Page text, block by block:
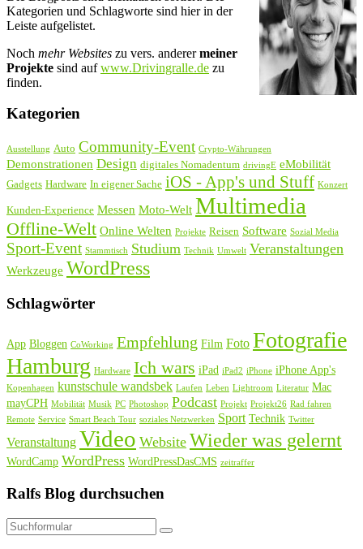
Kategorien und Schlagworte sind hier in der
Leiste aufgelistet.
Noch mehr Websites zu vers. anderermeiner
Projekte sind aufwww.Drivingralle.de zu
finden.
Kategorien
Ausstellung Auto Community-Event Crypto-Währungen
Demonstrationen Design digitales Nomadentum drivingE eMobilität
Gadgets Hardware In eigener Sache iOS - App's und Stuff Konzert
Kunden-Experience Messen Moto-Welt Multimedia
Offline-Welt Online Welten Projekte Reisen Software Sozial Media
Sport-Event Stammtisch Studium Technik Umwelt Veranstaltungen
Werkzeuge WordPress
Schlagwörter
App Bloggen CoWorking Empfehlung Film Foto Fotografie
Hamburg Hardware Ich wars iPad iPad2 iPhone iPhone App's
Kopenhagen kunstschule wandsbek Laufen Leben Lightroom Literatur Mac
mayCPH Mobilität Musik PC Photoshop Podcast Projekt Projekt26 Rad fahren
Remote Service Smart Beach Tour soziales Netzwerken Sport Technik Twitter
Veranstaltung Video Website Wieder was gelernt
WordCamp WordPress WordPressDasCMS zeitraffer
Ralfs Blog durchsuchen
Suchen